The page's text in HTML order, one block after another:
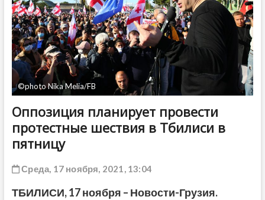
©photo Nika Melia/FB
Оппозиция планирует провести
протестные шествия в Тбилиси в
пятницу
Среда, 17 ноября, 2021, 13:04
ТБИЛИСИ,17 ноября – Новости-Грузия.